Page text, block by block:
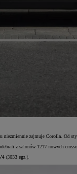
niezmiennie zajmuje Corolla.
z salonów 1217 nowych
(3033 egz.).